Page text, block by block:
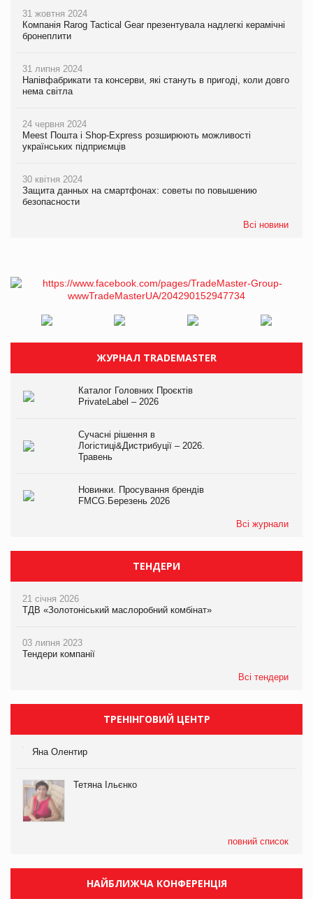
31 жовтня 2024
Компанія Rarog Tactical Gear презентувала надлегкі керамічні
бронеплити
31 липня 2024
Напівфабрикати та консерви, які стануть в пригоді, коли довго
нема світла
24 червня 2024
Meest Пошта і Shop-Express розширюють можливості
українських підприємців
30 квітня 2024
Защита данных на смартфонах: советы по повышению
безопасности
Всі новини
ЖУРНАЛ TRADEMASTER
Каталог Головних Проєктів
PrivateLabel – 2026
Сучасні рішення в
Логістиці&Дистрибуції – 2026.
Травень
Новинки. Просування брендів
FMCG.Березень 2026
Всі журнали
ТЕНДЕРИ
21 січня 2026
ТДВ «Золотоніський маслоробний комбінат»
03 липня 2023
Тендери компанії
Всі тендери
ТРЕНІНГОВИЙ ЦЕНТР
Яна Олентир
Тетяна Ільєнко
повний список
НАЙБЛИЖЧА КОНФЕРЕНЦІЯ